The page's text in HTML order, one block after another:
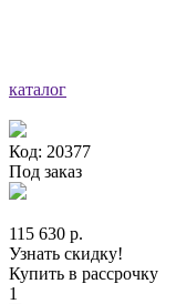
каталог
Код: 20377
Под заказ
115 630 р.
Узнать скидку!
Купить в рассрочку
1